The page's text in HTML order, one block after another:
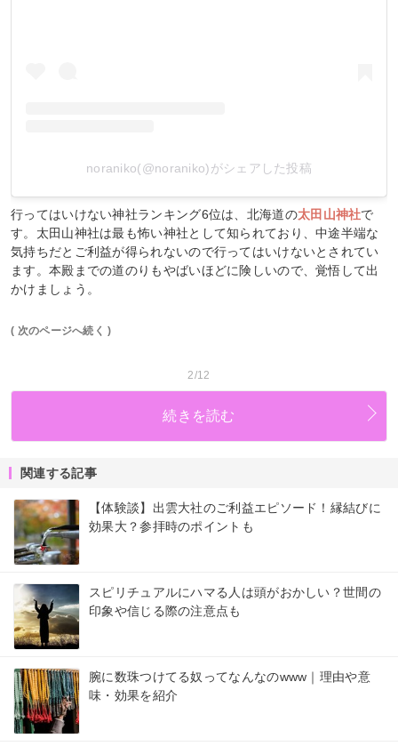
noraniko(@noraniko)がシェアした投稿
行ってはいけない神社ランキング6位は、北海道の太田山神社で
す。太田山神社は最も怖い神社として知られており、中途半端な
気持ちだとご利益が得られないので行ってはいけないとされてい
ます。本殿までの道のりもやばいほどに険しいので、覚悟して出
かけましょう。
( 次のページへ続く )
2/12
続きを読む
関連する記事
【体験談】出雲大社のご利益エピソード！縁結びに
効果大？参拝時のポイントも
スピリチュアルにハマる人は頭がおかしい？世間の
印象や信じる際の注意点も
腕に数珠つけてる奴ってなんなのwww｜理由や意
味・効果を紹介